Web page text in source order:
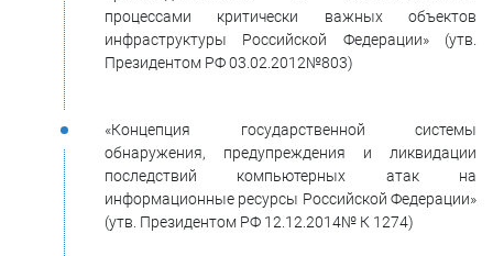
процессами критически важных объектов
инфраструктуры Российской Федерации» (утв.
Президентом РФ 03.02.2012№803)
«Концепция государственной системы
обнаружения, предупреждения и ликвидации
последствий компьютерных атак на
информационные ресурсы Российской Федерации»
(утв. Президентом РФ 12.12.2014№ К 1274)